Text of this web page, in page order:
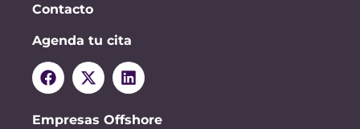
Contacto
Agenda tu cita
Empresas Offshore